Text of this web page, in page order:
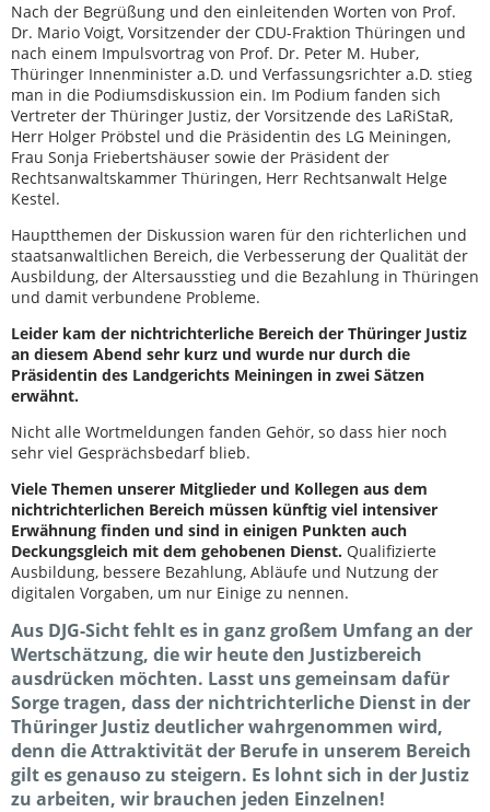
Nach der Begrüßung und den einleitenden Worten von Prof.
Dr. Mario Voigt, Vorsitzender der CDU-Fraktion Thüringen und
nach einem Impulsvortrag von Prof. Dr. Peter M. Huber,
Thüringer Innenminister a.D. und Verfassungsrichter a.D. stieg
man in die Podiumsdiskussion ein. Im Podium fanden sich
Vertreter der Thüringer Justiz, der Vorsitzende des LaRiStaR,
Herr Holger Pröbstel und die Präsidentin des LG Meiningen,
Frau Sonja Friebertshäuser sowie der Präsident der
Rechtsanwaltskammer Thüringen, Herr Rechtsanwalt Helge
Kestel.
Hauptthemen der Diskussion waren für den richterlichen und
staatsanwaltlichen Bereich, die Verbesserung der Qualität der
Ausbildung, der Altersausstieg und die Bezahlung in Thüringen
und damit verbundene Probleme.
Leider kam der nichtrichterliche Bereich der Thüringer Justiz
an diesem Abend sehr kurz und wurde nur durch die
Präsidentin des Landgerichts Meiningen in zwei Sätzen
erwähnt.
Nicht alle Wortmeldungen fanden Gehör, so dass hier noch
sehr viel Gesprächsbedarf blieb.
Viele Themen unserer Mitglieder und Kollegen aus dem
nichtrichterlichen Bereich müssen künftig viel intensiver
Erwähnung finden und sind in einigen Punkten auch
Deckungsgleich mit dem gehobenen Dienst. Qualifizierte
Ausbildung, bessere Bezahlung, Abläufe und Nutzung der
digitalen Vorgaben, um nur Einige zu nennen.
Aus DJG-Sicht fehlt es in ganz großem Umfang an der
Wertschätzung, die wir heute den Justizbereich
ausdrücken möchten. Lasst uns gemeinsam dafür
Sorge tragen, dass der nichtrichterliche Dienst in der
Thüringer Justiz deutlicher wahrgenommen wird,
denn die Attraktivität der Berufe in unserem Bereich
gilt es genauso zu steigern. Es lohnt sich in der Justiz
zu arbeiten, wir brauchen jeden Einzelnen!